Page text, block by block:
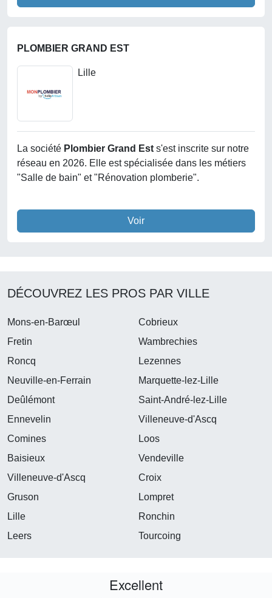
PLOMBIER GRAND EST
Lille
La société Plombier Grand Est s'est inscrite sur notre
réseau en 2026. Elle est spécialisée dans les métiers
"Salle de bain" et "Rénovation plomberie".
Voir
DÉCOUVREZ LES PROS PAR VILLE
Mons-en-Barœul
Cobrieux
Fretin
Wambrechies
Roncq
Lezennes
Neuville-en-Ferrain
Marquette-lez-Lille
Deûlémont
Saint-André-lez-Lille
Ennevelin
Villeneuve-d'Ascq
Comines
Loos
Baisieux
Vendeville
Villeneuve-d'Ascq
Croix
Gruson
Lompret
Lille
Ronchin
Leers
Tourcoing
Excellent